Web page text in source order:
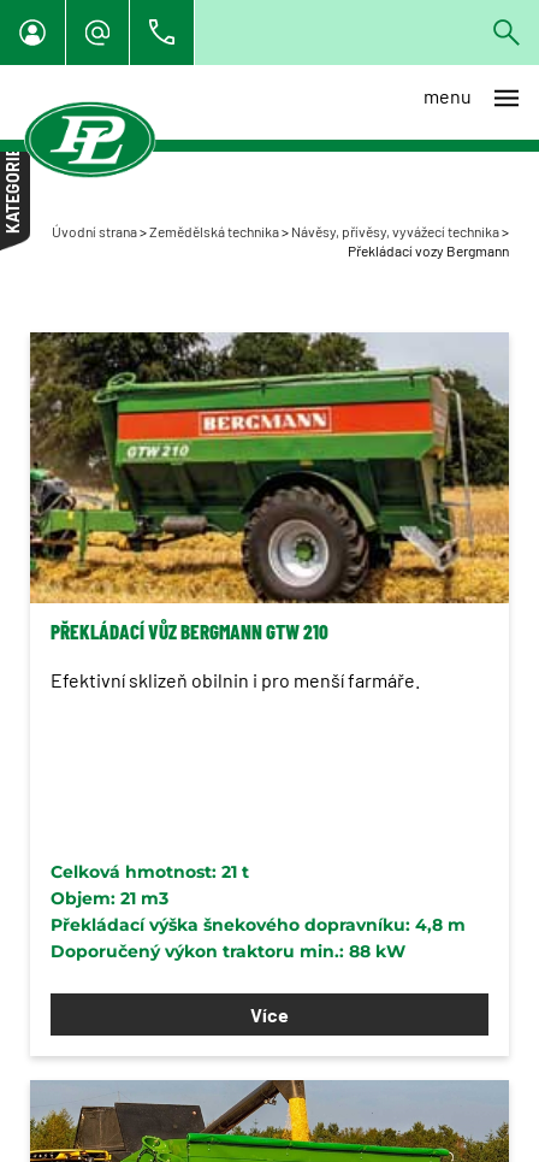
menu
Úvodní strana>Zemědělská technika> Návěsy, přívěsy, vyvážecí technika>
Překládací vozy Bergmann
KATEGORIE
Individuální dovoz techniky z
EU
Specialista na organické
Nakladače a manipulátory
Rozmetadla, aplikátory,
cisterny
Návěsy, přívěsy, vyvážecí
technika
Překládací vozy Bergmann
Návěsy a přívěsy Wielton
Sběrač kamenů
Stroje pro zpracování půdy a
kultivaci
Příkopová ramena
PŘEKLÁDACÍ VŮZ BERGMANN GTW 210
Efektivní sklizeň obilnin i pro menší farmáře.
Celková hmotnost: 21 t
Objem: 21 m3
Překládací výška šnekového dopravníku: 4,8 m
Doporučený výkon traktoru min.: 88 kW
Více